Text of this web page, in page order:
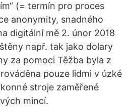
(= termín pro proces
anonymity, snadného
digitální mě 2. únor 2018
např. tak jako dolary
za pomoci Těžba byla z
pouze lidmi v úzké
stroje zaměřené
mincí.